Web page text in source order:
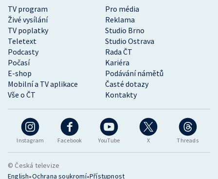
Instagram Facebook YouTube X Threads
TV program
Pro média
Živé vysílání
Reklama
TV poplatky
Studio Brno
Teletext
Studio Ostrava
Podcasty
Rada ČT
Počasí
Kariéra
E-shop
Podávání námětů
Mobilní a TV aplikace
Časté dotazy
Vše o ČT
Kontakty
© Česká televize
English•Ochrana soukromí•Přístupnost